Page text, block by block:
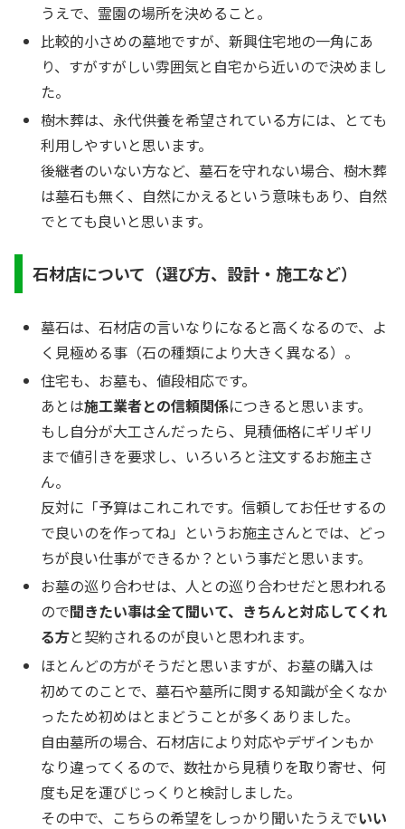
うえで、霊園の場所を決めること。
比較的小さめの墓地ですが、新興住宅地の一角にあ
り、すがすがしい雰囲気と自宅から近いので決めまし
た。
樹木葬は、永代供養を希望されている方には、とても
利用しやすいと思います。
後継者のいない方など、墓石を守れない場合、樹木葬
は墓石も無く、自然にかえるという意味もあり、自然
でとても良いと思います。
石材店について（選び方、設計・施工など）
墓石は、石材店の言いなりになると高くなるので、よ
く見極める事（石の種類により大きく異なる）。
住宅も、お墓も、値段相応です。
あとは施工業者との信頼関係につきると思います。
もし自分が大工さんだったら、見積価格にギリギリ
まで値引きを要求し、いろいろと注文するお施主さ
ん。
反対に「予算はこれこれです。信頼してお任せするの
で良いのを作ってね」というお施主さんとでは、どっ
ちが良い仕事ができるか？という事だと思います。
お墓の巡り合わせは、人との巡り合わせだと思われる
ので聞きたい事は全て聞いて、きちんと対応してくれ
る方と契約されるのが良いと思われます。
ほとんどの方がそうだと思いますが、お墓の購入は
初めてのことで、墓石や墓所に関する知識が全くなか
ったため初めはとまどうことが多くありました。
自由墓所の場合、石材店により対応やデザインもか
なり違ってくるので、数社から見積りを取り寄せ、何
度も足を運びじっくりと検討しました。
その中で、こちらの希望をしっかり聞いたうえでいい